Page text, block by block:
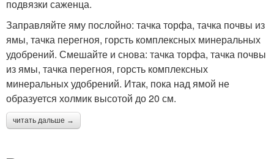
подвязки саженца.
Заправляйте яму послойно: тачка торфа, тачка почвы из
ямы, тачка перегноя, горсть комплексных минеральных
удобрений. Смешайте и снова: тачка торфа, тачка почвы
из ямы, тачка перегноя, горсть комплексных
минеральных удобрений. Итак, пока над ямой не
образуется холмик высотой до 20 см.
читать дальше →